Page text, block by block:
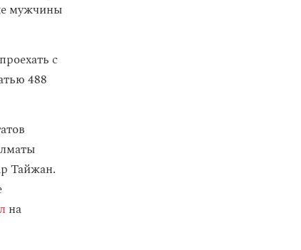
мужчины
с
488
Тайжан.
на